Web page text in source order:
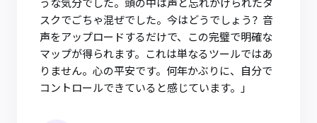
うな気分でした。頭の中は声と忘れかけられたタ
スクでごちゃ混ぜでした。今はどうでしょう？音
声をアップロードするだけで、この完璧で明確な
マップが得られます。これは単なるツールではあ
りません。心の平安です。何年かぶりに、自分で
コントロールできていると感じています。」